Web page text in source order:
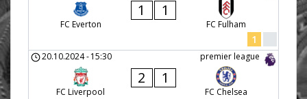
FC Everton
1 1
FC Fulham
1
premier league
20.10.2024-15:30
FC Liverpool
2 1
FC Chelsea